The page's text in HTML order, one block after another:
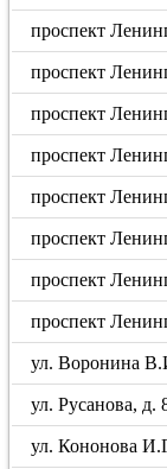
проспект
проспект
проспект
проспект
проспект
проспект
проспект
проспект
ул. Воронина
ул. Русанова, д.
ул. Кононова